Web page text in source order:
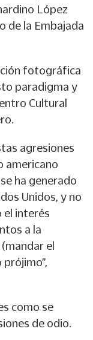
López
de la Embajada
fotográfica
paradigma y
Cultural
agresiones
americano
ha generado
Unidos, y no
el interés
a la
el
como se
de odio.